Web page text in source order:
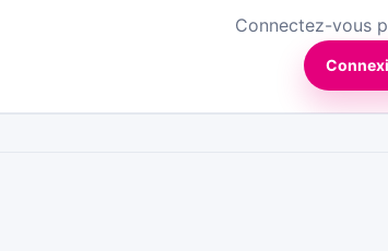
Connectez-vous